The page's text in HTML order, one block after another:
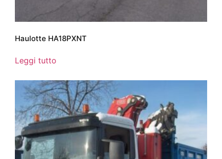
Haulotte HA18PXNT
Leggi tutto